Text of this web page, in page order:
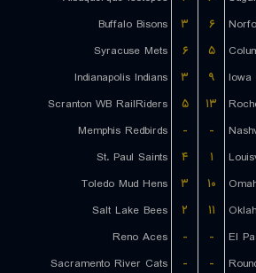
Buffalo Bisons
۳ ۶
Syracuse Mets
۶ ۵
Indianapolis Indians
۳ ۹
Iowa
Scranton WB RailRiders
۵ ۱۳
Memphis Redbirds
- -
St. Paul Saints
۴ ۱
Toledo Mud Hens
۳ ۱۰
Salt Lake Bees
۲ ۱۱
Reno Aces
- -
El
Sacramento River Cats
- -